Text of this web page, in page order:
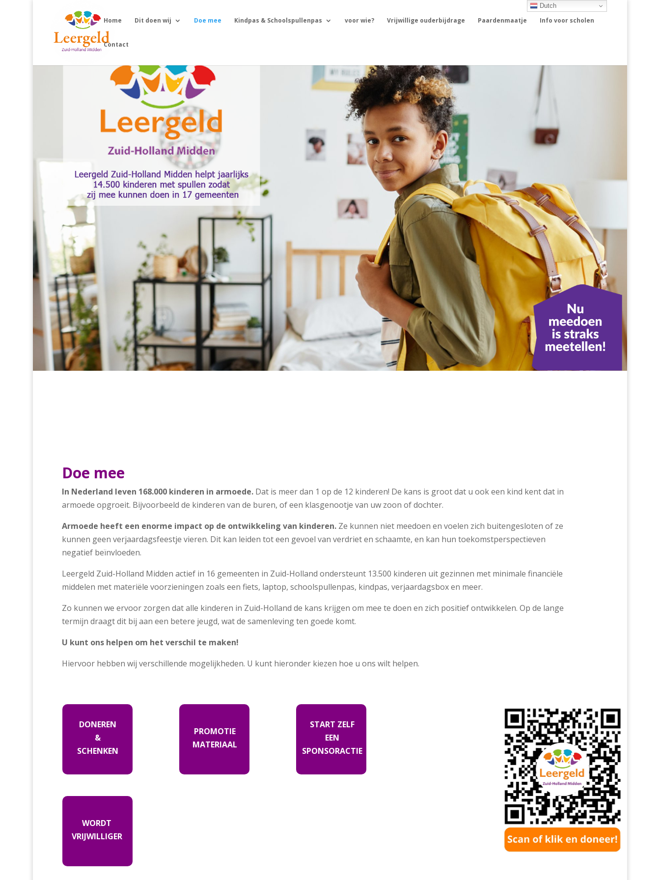
Home Dit doen wij Doe mee Kindpas & Schoolspullenpas voor wie? Vrijwillige ouderbijdrage Paardenmaatje Info voor scholen
Contact
Doe mee
In Nederland leven 168.000 kinderen in armoede. Dat is meer dan 1 op de 12 kinderen! De kans is groot dat u ook een kind kent dat in
armoede opgroeit. Bijvoorbeeld de kinderen van de buren, of een klasgenootje van uw zoon of dochter.
Armoede heeft een enorme impact op de ontwikkeling van kinderen. Ze kunnen niet meedoen en voelen zich buitengesloten of ze
kunnen geen verjaardagsfeestje vieren. Dit kan leiden tot een gevoel van verdriet en schaamte, en kan hun toekomstperspectieven
negatief beïnvloeden.
Leergeld Zuid-Holland Midden actief in 16 gemeenten in Zuid-Holland ondersteunt 13.500 kinderen uit gezinnen met minimale financiële
middelen met materiële voorzieningen zoals een fiets, laptop, schoolspullenpas, kindpas, verjaardagsbox en meer.
Zo kunnen we ervoor zorgen dat alle kinderen in Zuid-Holland de kans krijgen om mee te doen en zich positief ontwikkelen. Op de lange
termijn draagt dit bij aan een betere jeugd, wat de samenleving ten goede komt.
U kunt ons helpen om het verschil te maken!
Hiervoor hebben wij verschillende mogelijkheden. U kunt hieronder kiezen hoe u ons wilt helpen.
DONEREN
&
SCHENKEN
WORDT
VRIJWILLIGER
PROMOTIE
MATERIAAL
START ZELF
EEN
SPONSORACTIE
Dutch